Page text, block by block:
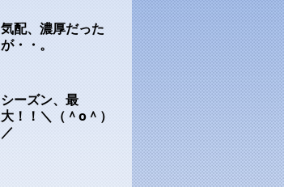
気配、濃厚だった
が・・。
シーズン、最
大！！＼（＾o＾）
／